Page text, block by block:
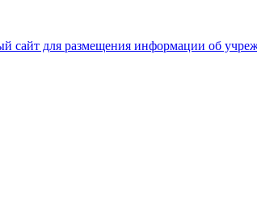
сайт для размещения информации об